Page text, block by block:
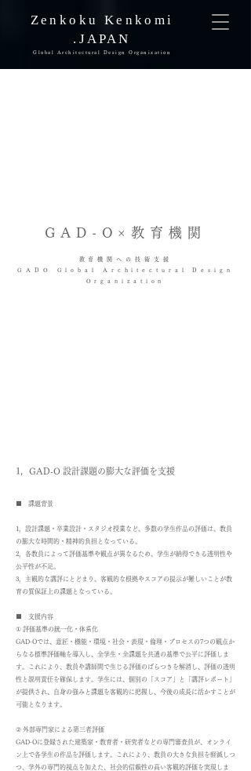
Global Architectural Design Organization
Zenkoku Kenkomi
.JAPAN
GAD-O×教育機関
教育機関への技術支援
GADO Global Architectural Design
Organization
1，GAD-O 設計課題の膨大な評価を支援
■ 課題背景
1，設計課題・卒業設計・スタジオ授業など、多数の学生作品の評価は、教員
の膨大な時間的・精神的負担となっている。
2，各教員によって評価基準や観点が異なるため、学生が納得できる透明性や
公平性が不足。
3，主観的な講評にとどまり、客観的な根拠やスコアの提示が難しいことが教
育の質保証上の課題となっている。
■ 支援内容
① 評価基準の統一化・体系化
GAD-Oでは、意匠・機能・環境・社会・表現・倫理・プロセスの7つの観点か
らなる標準評価軸を導入し、全学生・全課題を共通の基準で公平に評価しま
す。これにより、教員や講師間で生じる評価のばらつきを解消し、評価の透明
性と説明責任を確保します。学生には、個別の「スコア」と「講評レポート」
が提供され、自身の強みと課題を客観的に把握し、今後の成長に活かすことが
可能となります。
② 外部専門家による第三者評価
GAD-Oに登録された建築家・教育者・研究者などの専門審査員が、オンライ
ン上で各学生の作品を評価します。これにより、教員の大きな負担を軽減しつ
つ、学外の専門的視点を加えた、社会的信頼性の高い客観的評価を実現しま